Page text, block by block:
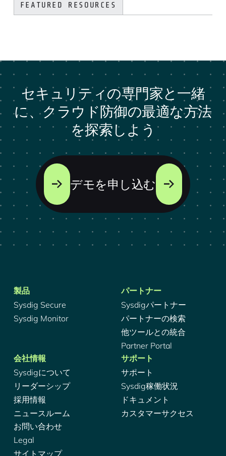
FEATURED RESOURCES
セキュリティの専門家と一緒
に、クラウド防御の最適な方法
を探索しよう
デモを申し込む
製品
Sysdig Secure
Sysdig Monitor
パートナー
Sysdigパートナー
パートナーの検索
他ツールとの統合
Partner Portal
会社情報
Sysdigについて
リーダーシップ
採用情報
ニュースルーム
お問い合わせ
Legal
サイトマップ
サポート
サポート
Sysdig稼働状況
ドキュメント
カスタマーサクセス